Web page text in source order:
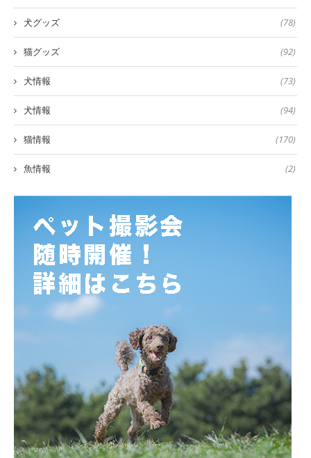
犬グッズ (78)
猫グッズ (92)
犬情報 (73)
犬情報 (94)
猫情報 (170)
魚情報 (2)